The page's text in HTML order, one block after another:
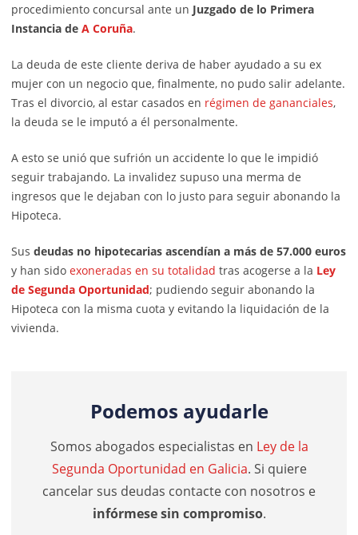
procedimiento concursal ante un Juzgado de lo Primera
Instancia de A Coruña.
La deuda de este cliente deriva de haber ayudado a su ex
mujer con un negocio que, finalmente, no pudo salir adelante.
Tras el divorcio, al estar casados en régimen de gananciales,
la deuda se le imputó a él personalmente.
A esto se unió que sufrión un accidente lo que le impidió
seguir trabajando. La invalidez supuso una merma de
ingresos que le dejaban con lo justo para seguir abonando la
Hipoteca.
Sus deudas no hipotecarias ascendían a más de 57.000 euros
y han sido exoneradas en su totalidad tras acogerse a la Ley
de Segunda Oportunidad; pudiendo seguir abonando la
Hipoteca con la misma cuota y evitando la liquidación de la
vivienda.
Podemos ayudarle
Somos abogados especialistas en Ley de la
Segunda Oportunidad en Galicia. Si quiere
cancelar sus deudas contacte con nosotros e
infórmese sin compromiso.